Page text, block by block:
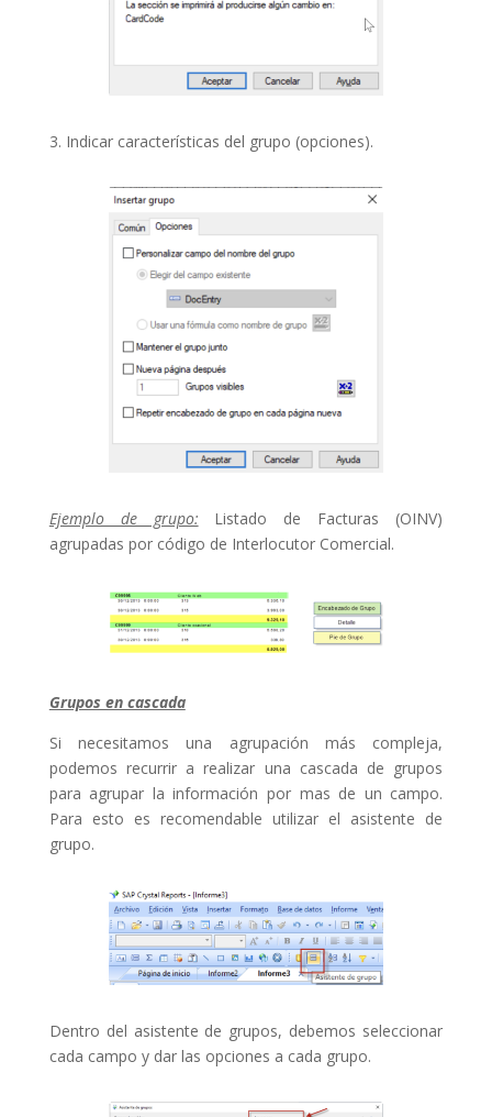
3. Indicar características del grupo (opciones).
Ejemplo de grupo: Listado de Facturas (OINV)
agrupadas por código de Interlocutor Comercial.
Grupos en cascada
Si necesitamos una agrupación más compleja,
podemos recurrir a realizar una cascada de grupos
para agrupar la información por mas de un campo.
Para esto es recomendable utilizar el asistente de
grupo.
Dentro del asistente de grupos, debemos seleccionar
cada campo y dar las opciones a cada grupo.